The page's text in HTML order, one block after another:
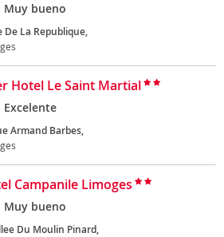
Muy bueno
De La Republique,
Hotel Le Saint Martial
Excelente
Armand Barbes,
Campanile Limoges
Muy bueno
Du Moulin Pinard,